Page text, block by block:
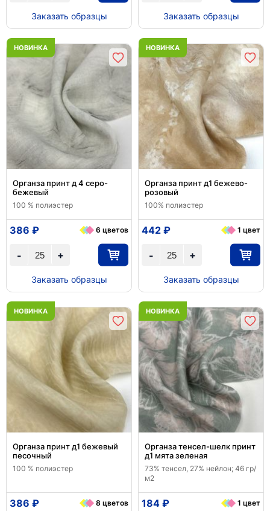
Заказать образцы Заказать образцы
НОВИНКА
Органза принт д 4 серо-
бежевый
100 % полиэстер
+
-
386 ₽ 6 цветов
Заказать образцы
НОВИНКА
Органза принт д1 бежево-
розовый
100% полиэстер
+
-
442 ₽ 1 цвет
Заказать образцы
НОВИНКА
Органза принт д1 бежевый
песочный
100 % полиэстер
386 ₽ 8 цветов
НОВИНКА
Органза тенсел-шелк принт
д1 мята зеленая
73% тенсел, 27% нейлон; 46 гр/
м2
184 ₽ 1 цвет